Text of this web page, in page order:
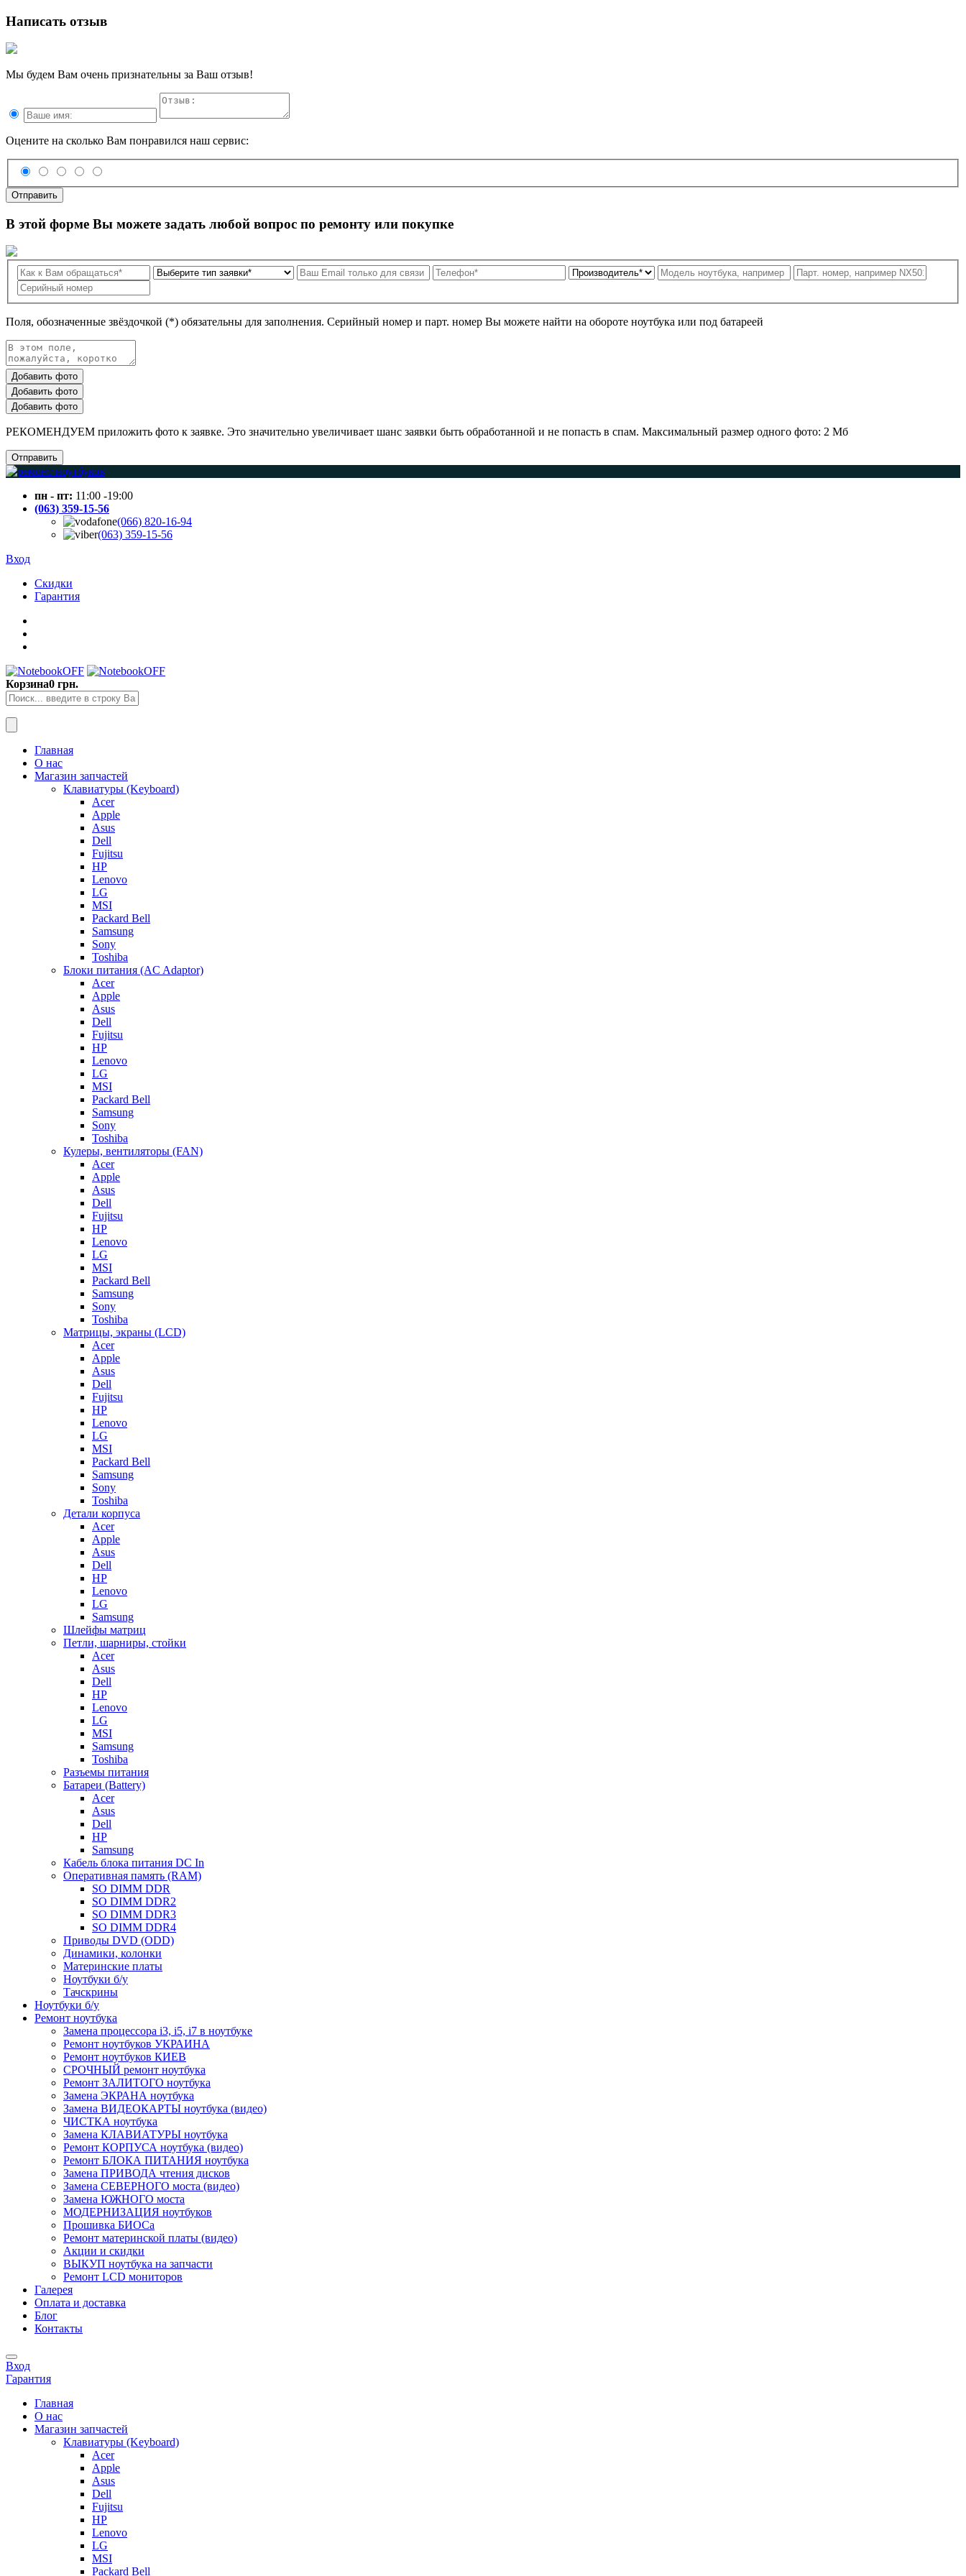
Написать отзыв
Мы будем Вам очень признательны за Ваш отзыв!
Оцените на сколько Вам понравился наш сервис:
Отправить
В этой форме Вы можете задать любой вопрос по ремонту или покупке
Поля, обозначенные звёздочкой (*) обязательны для заполнения. Серийный номер и парт. номер Вы можете найти на обороте ноутбука или под батареей
Добавить фото
Добавить фото
Добавить фото
РЕКОМЕНДУЕМ приложить фото к заявке. Это значительно увеличивает шанс заявки быть обработанной и не попасть в спам. Максимальный размер одного фото: 2 Мб
Отправить
пн - пт: 11:00 -19:00
(063) 359-15-56
(066) 820-16-94
(063) 359-15-56
Вход
Скидки
Гарантия
Корзина0 грн.
Главная
О нас
Магазин запчастей
Клавиатуры (Keyboard)
Acer
Apple
Asus
Dell
Fujitsu
HP
Lenovo
LG
MSI
Packard Bell
Samsung
Sony
Toshiba
Блоки питания (AC Adaptor)
Acer
Apple
Asus
Dell
Fujitsu
HP
Lenovo
LG
MSI
Packard Bell
Samsung
Sony
Toshiba
Кулеры, вентиляторы (FAN)
Acer
Apple
Asus
Dell
Fujitsu
HP
Lenovo
LG
MSI
Packard Bell
Samsung
Sony
Toshiba
Матрицы, экраны (LCD)
Acer
Apple
Asus
Dell
Fujitsu
HP
Lenovo
LG
MSI
Packard Bell
Samsung
Sony
Toshiba
Детали корпуса
Acer
Apple
Asus
Dell
HP
Lenovo
LG
Samsung
Шлейфы матриц
Петли, шарниры, стойки
Acer
Asus
Dell
HP
Lenovo
LG
MSI
Samsung
Toshiba
Разъемы питания
Батареи (Battery)
Acer
Asus
Dell
HP
Samsung
Кабель блока питания DC In
Оперативная память (RAM)
SO DIMM DDR
SO DIMM DDR2
SO DIMM DDR3
SO DIMM DDR4
Приводы DVD (ODD)
Динамики, колонки
Материнские платы
Ноутбуки б/у
Тачскрины
Ноутбуки б/у
Ремонт ноутбука
Замена процессора i3, i5, i7 в ноутбуке
Ремонт ноутбуков УКРАИНА
Ремонт ноутбуков КИЕВ
СРОЧНЫЙ ремонт ноутбука
Ремонт ЗАЛИТОГО ноутбука
Замена ЭКРАНА ноутбука
Замена ВИДЕОКАРТЫ ноутбука (видео)
ЧИСТКА ноутбука
Замена КЛАВИАТУРЫ ноутбука
Ремонт КОРПУСА ноутбука (видео)
Ремонт БЛОКА ПИТАНИЯ ноутбука
Замена ПРИВОДА чтения дисков
Замена СЕВЕРНОГО моста (видео)
Замена ЮЖНОГО моста
МОДЕРНИЗАЦИЯ ноутбуков
Прошивка БИОСа
Ремонт материнской платы (видео)
Акции и скидки
ВЫКУП ноутбука на запчасти
Ремонт LCD мониторов
Галерея
Оплата и доставка
Блог
Контакты
Вход
Гарантия
Главная
О нас
Магазин запчастей
Клавиатуры (Keyboard)
Acer
Apple
Asus
Dell
Fujitsu
HP
Lenovo
LG
MSI
Packard Bell